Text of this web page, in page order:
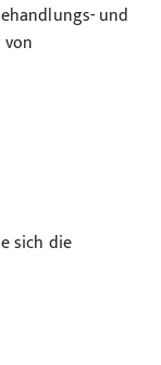
und
sich die